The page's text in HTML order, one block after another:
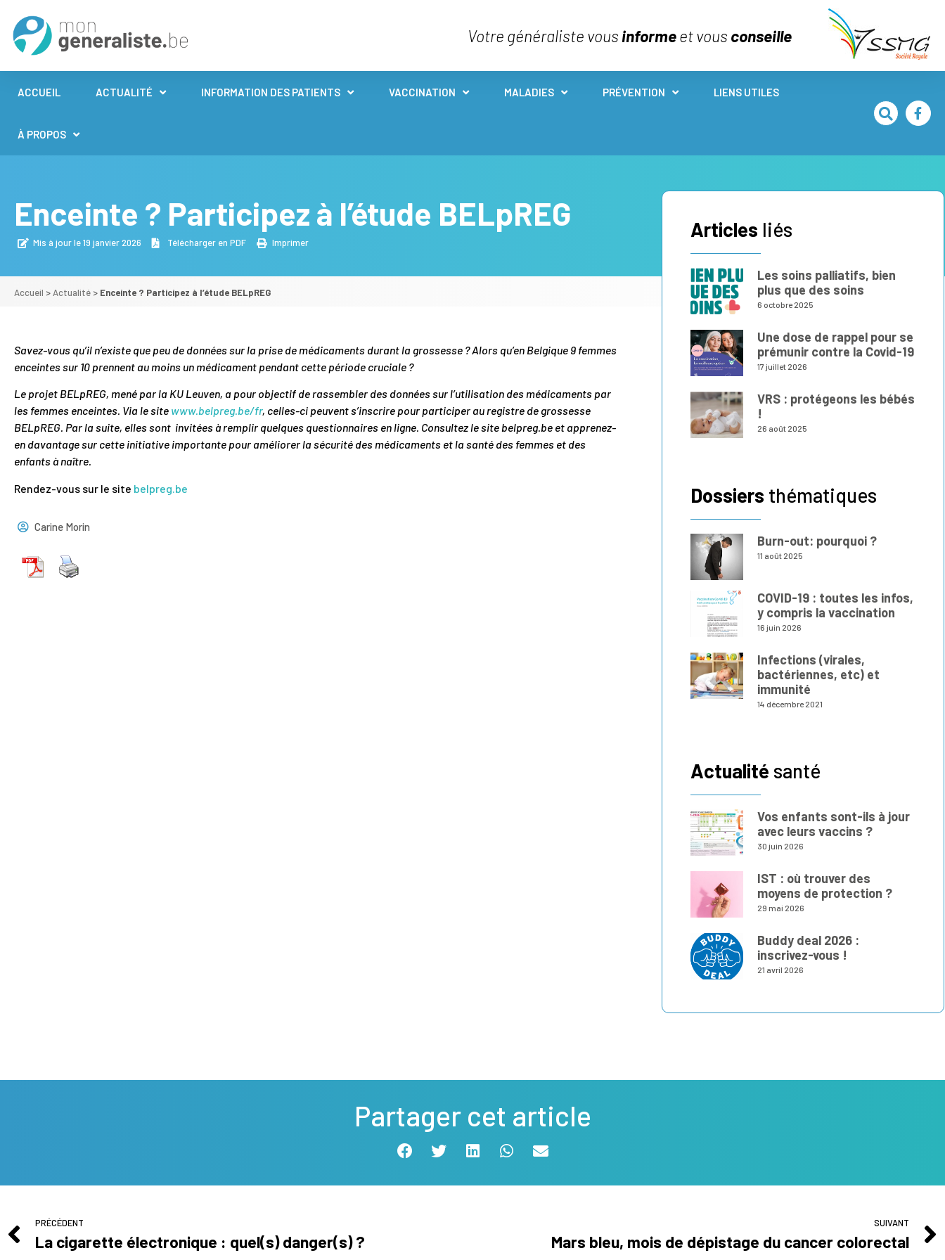
Votre généraliste vous informeet vous conseille
ACCUEIL ACTUALITÉ INFORMATION DES PATIENTS VACCINATION MALADIES PRÉVENTION LIENS UTILES
À PROPOS
Enceinte ? Participez à l’étude BELpREG
Mis à jour le 19 janvier 2026 Télécharger en PDF Imprimer
Articles liés
Les soins palliatifs, bien
plus que des soins
6 octobre 2025
Une dose de rappel pour se
prémunir contre la Covid-19
17 juillet 2026
VRS : protégeons les bébés
!
26 août 2025
Dossiers thématiques
Burn-out: pourquoi ?
11 août 2025
COVID-19 : toutes les infos,
y compris la vaccination
16 juin 2026
Infections (virales,
bactériennes, etc) et
immunité
14 décembre 2021
Actualité santé
Vos enfants sont-ils à jour
avec leurs vaccins ?
30 juin 2026
IST : où trouver des
moyens de protection ?
29 mai 2026
Buddy deal 2026 :
inscrivez-vous !
21 avril 2026
Accueil > Actualité > Enceinte ? Participez à l’étude BELpREG
Savez-vous qu’il n’existe que peu de données sur la prise de médicaments durant la grossesse ? Alors qu’en Belgique 9 femmes
enceintes sur 10 prennent au moins un médicament pendant cette période cruciale ?
Le projet BELpREG, mené par la KU Leuven, a pour objectif de rassembler des données sur l’utilisation des médicaments par
les femmes enceintes. Via le site www.belpreg.be/fr, celles-ci peuvent s’inscrire pour participer au registre de grossesse
BELpREG. Par la suite, elles sont invitées à remplir quelques questionnaires en ligne. Consultez le site belpreg.be et apprenez-
en davantage sur cette initiative importante pour améliorer la sécurité des médicaments et la santé des femmes et des
enfants à naître.
Rendez-vous sur le site belpreg.be
Carine Morin
Partager cet article
PRÉCÉDENT
La cigarette électronique : quel(s) danger(s) ?
SUIVANT
Mars bleu, mois de dépistage du cancer colorectal